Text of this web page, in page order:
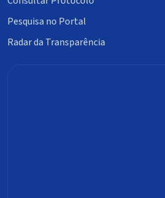
Pesquisa no Portal
Radar da Transparência